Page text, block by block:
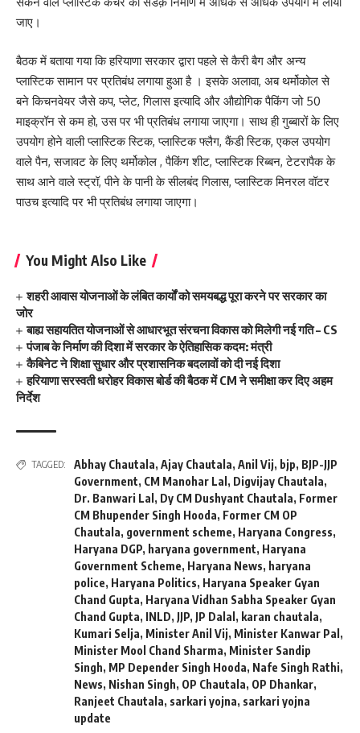
जाए।
बैठक में बताया गया कि हरियाणा सरकार द्वारा पहले से कैरी बैग और अन्य
प्लास्टिक सामान पर प्रतिबंध लगाया हुआ है । इसके अलावा, अब थर्मोकोल से
बने किचनवेयर जैसे कप, प्लेट, गिलास इत्यादि और औद्योगिक पैकिंग जो 50
माइक्रॉन से कम हो, उस पर भी प्रतिबंध लगाया जाएगा। साथ ही गुब्बारों के लिए
उपयोग होने वाली प्लास्टिक स्टिक, प्लास्टिक फ्लैग, कैंडी स्टिक, एकल उपयोग
वाले पैन, सजावट के लिए थर्मोकोल , पैकिंग शीट, प्लास्टिक रिब्बन, टेटरापैक के
साथ आने वाले स्ट्रॉ, पीने के पानी के सीलबंद गिलास, प्लास्टिक मिनरल वॉटर
पाउच इत्यादि पर भी प्रतिबंध लगाया जाएगा।
You Might Also Like
शहरी आवास योजनाओं के लंबित कार्यों को समयबद्ध पूरा करने पर सरकार का
जोर
बाह्य सहायतित योजनाओं से आधारभूत संरचना विकास को मिलेगी नई गति – CS
पंजाब के निर्माण की दिशा में सरकार के ऐतिहासिक कदम: मंत्री
कैबिनेट ने शिक्षा सुधार और प्रशासनिक बदलावों को दी नई दिशा
हरियाणा सरस्वती धरोहर विकास बोर्ड की बैठक में CM ने समीक्षा कर दिए अहम
निर्देश
TAGGED: Abhay Chautala, Ajay Chautala, Anil Vij, bjp, BJP-JJP
Government, CM Manohar Lal , Digvijay Chautala,
Dr. Banwari Lal , Dy CM Dushyant Chautala, Former
CM Bhupender Singh Hooda, Former CM OP
Chautala, government scheme, Haryana Congress,
Haryana DGP, haryana government, Haryana
Government Scheme, Haryana News, haryana
police, Haryana Politics, Haryana Speaker Gyan
Chand Gupta, Haryana Vidhan Sabha Speaker Gyan
Chand Gupta, INLD, JJP, JP Dalal , karan chautala,
Kumari Selja, Minister Anil Vij, Minister Kanwar Pal ,
Minister Mool Chand Sharma, Minister Sandip
Singh, MP Depender Singh Hooda, Nafe Singh Rathi,
News, Nishan Singh, OP Chautala, OP Dhankar,
Ranjeet Chautala, sarkari yojna, sarkari yojna
update